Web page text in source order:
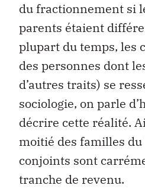
du fractionnement si
parents étaient
plupart du temps, les
des personnes dont
d’autres traits) se
sociologie, on parle
décrire cette réalité.
moitié des familles du
conjoints sont
tranche de revenu.